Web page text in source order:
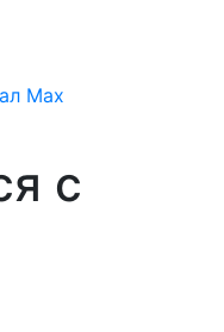
с